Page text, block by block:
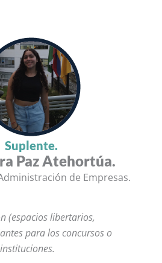
Suplente.
Paz Atehortúa.
de Empresas.
(espacios libertarios,
para los concursos o